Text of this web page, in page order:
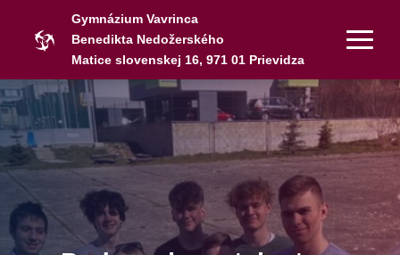
Gymnázium Vavrinca
Benedikta Nedožerského
Matice slovenskej 16, 971 01 Prievidza